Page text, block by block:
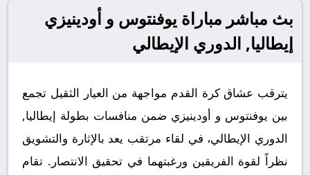
بث مباشر مباراة يوفنتوس و أودينيزي
إيطاليا, الدوري الإيطالي
يترقب عشاق كرة القدم مواجهة من العيار الثقيل تجمع
بين يوفنتوس و أودينيزي ضمن منافسات بطولة إيطاليا,
الدوري الإيطالي، في لقاء مرتقب يعد بالإثارة والتشويق
نظراً لقوة الفريقين ورغبتهما في تحقيق الانتصار. تقام